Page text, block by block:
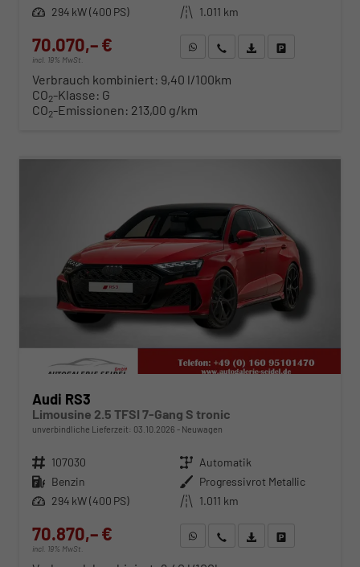
Leistung 294 kW (400 PS) Kilometerstand 1.011 km
70.070,– €
incl. 19% MwSt.
WhatsApp anfragen
Wir rufen Sie anFahrzeugexposé (PDF)
Verbrauch kombiniert: 9,40 l/100km
CO2-Klasse: G
CO2-Emissionen: 213,00 g/km
Audi RS3
Limousine 2.5 TFSI 7-Gang S tronic
unverbindliche Lieferzeit: 03.10.2026 Neuwagen
Fahrzeugnr. 107030 Getriebe Automatik
Kraftstoff Benzin Außenfarbe Progressivrot Metallic
Leistung 294 kW (400 PS) Kilometerstand 1.011 km
70.870,– €
incl. 19% MwSt.
WhatsApp anfragen
Wir rufen Sie anFahrzeugexposé (PDF)